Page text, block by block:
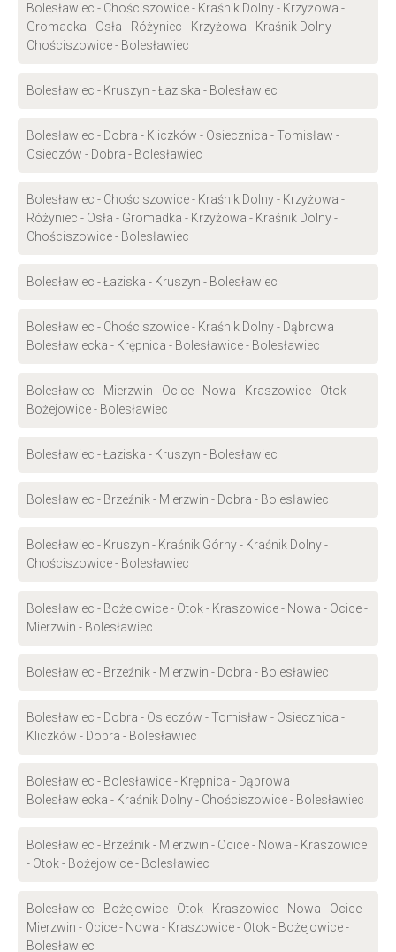
Bolesławiec - Chościszowice - Kraśnik Dolny - Krzyżowa -
Gromadka - Osła - Różyniec - Krzyżowa - Kraśnik Dolny -
Chościszowice - Bolesławiec
Bolesławiec - Kruszyn - Łaziska - Bolesławiec
Bolesławiec - Dobra - Kliczków - Osiecznica - Tomisław -
Osieczów - Dobra - Bolesławiec
Bolesławiec - Chościszowice - Kraśnik Dolny - Krzyżowa -
Różyniec - Osła - Gromadka - Krzyżowa - Kraśnik Dolny -
Chościszowice - Bolesławiec
Bolesławiec - Łaziska - Kruszyn - Bolesławiec
Bolesławiec - Chościszowice - Kraśnik Dolny - Dąbrowa
Bolesławiecka - Krępnica - Bolesławice - Bolesławiec
Bolesławiec - Mierzwin - Ocice - Nowa - Kraszowice - Otok -
Bożejowice - Bolesławiec
Bolesławiec - Łaziska - Kruszyn - Bolesławiec
Bolesławiec - Brzeźnik - Mierzwin - Dobra - Bolesławiec
Bolesławiec - Kruszyn - Kraśnik Górny - Kraśnik Dolny -
Chościszowice - Bolesławiec
Bolesławiec - Bożejowice - Otok - Kraszowice - Nowa - Ocice -
Mierzwin - Bolesławiec
Bolesławiec - Brzeźnik - Mierzwin - Dobra - Bolesławiec
Bolesławiec - Dobra - Osieczów - Tomisław - Osiecznica -
Kliczków - Dobra - Bolesławiec
Bolesławiec - Bolesławice - Krępnica - Dąbrowa
Bolesławiecka - Kraśnik Dolny - Chościszowice - Bolesławiec
Bolesławiec - Brzeźnik - Mierzwin - Ocice - Nowa - Kraszowice
- Otok - Bożejowice - Bolesławiec
Bolesławiec - Bożejowice - Otok - Kraszowice - Nowa - Ocice -
Mierzwin - Ocice - Nowa - Kraszowice - Otok - Bożejowice -
Bolesławiec